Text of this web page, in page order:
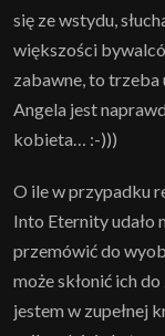
się ze wstydu,
większości
zabawne, to trzeba
Angela jest
kobieta… :-)))
O ile w przypadku
Into Eternity udało
przemówić do
może skłonić ich
jestem w zupełnej